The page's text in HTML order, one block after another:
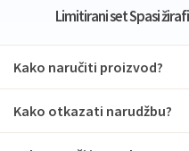
Limitirani set Spasi
Kako naručiti proizvod?
Kako otkazati narudžbu?